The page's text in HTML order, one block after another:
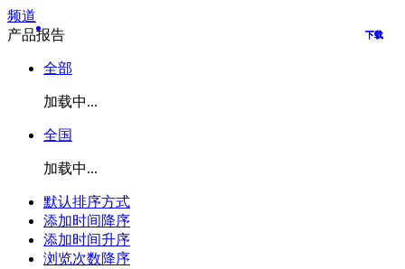
频道
产品报告
全部
加载中...
全国
加载中...
默认排序方式
添加时间降序
添加时间升序
浏览次数降序
下载
下载
下载
下载
下载
下载